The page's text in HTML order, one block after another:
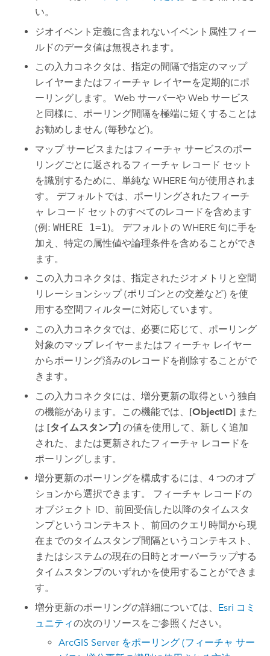
い。
ジオイベント定義に含まれないイベント属性フィー
ルドのデータ値は無視されます。
この入力コネクタは、指定の間隔で指定のマップ
レイヤーまたはフィーチャ レイヤーを定期的にポ
ーリングします。 Web サーバーや Web サービス
と同様に、ポーリング間隔を極端に短くすることは
お勧めしません (毎秒など)。
マップ サービスまたはフィーチャ サービスのポー
リングごとに返されるフィーチャ レコード セット
を識別するために、単純な WHERE 句が使用されま
す。 デフォルトでは、ポーリングされたフィーチ
ャ レコード セットのすべてのレコードを含めます
(例:WHERE 1=1)。 デフォルトの WHERE 句に手を
加え、特定の属性値や論理条件を含めることができ
ます。
この入力コネクタは、指定されたジオメトリと空間
リレーションシップ (ポリゴンとの交差など) を使
用する空間フィルターに対応しています。
この入力コネクタでは、必要に応じて、ポーリング
対象のマップ レイヤーまたはフィーチャ レイヤー
からポーリング済みのレコードを削除することがで
きます。
この入力コネクタには、増分更新の取得という独自
の機能があります。この機能では、 [ObjectID] また
は [タイムスタンプ] の値を使用して、新しく追加
された、または更新されたフィーチャ レコードを
ポーリングします。
増分更新のポーリングを構成するには、4 つのオプ
ションから選択できます。 フィーチャ レコードの
オブジェクト ID、前回受信した以降のタイムスタ
ンプというコンテキスト、前回のクエリ時間から現
在までのタイムスタンプ間隔というコンテキスト、
またはシステムの現在の日時とオーバーラップする
タイムスタンプのいずれかを使用することができま
す。
増分更新のポーリングの詳細については、 Esri コミ
ュニティの次のリソースをご参照ください。
ArcGIS Server をポーリング (フィーチャ サー